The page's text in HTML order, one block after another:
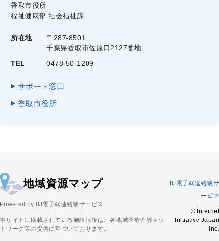
香取市役所
福祉健康部 社会福祉課
所在地
〒287-8501
千葉県香取市佐原口2127番地
TEL
0478-50-1209
サポート窓口
香取市役所
地域資源マップ
Powered by IIJ電子@連絡帳サービス
本サイトに掲載されている施設情報は、各地域医療介護ネッ
トワーク等の提供に基づいております。
IIJ電子@連絡帳サ
ービス
© Internet
Initiative Japan
Inc.